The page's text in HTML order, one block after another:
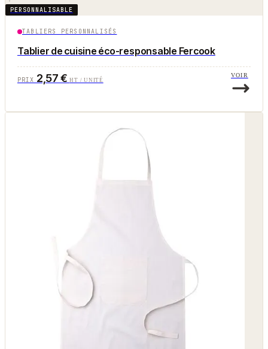
PERSONNALISABLE
TABLIERS PERSONNALISÉS
Tablier de cuisine éco-responsable Fercook
PRIX 2,57 €HT / UNITÉ
VOIR